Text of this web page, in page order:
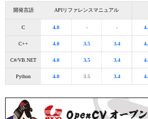
開発言語 APIリファレンスマニュアル
C 4.0 - -
C++ 4.0 3.5 3.4
C#/VB.NET 4.0 3.5 3.4
Python 4.0 3.5 3.4